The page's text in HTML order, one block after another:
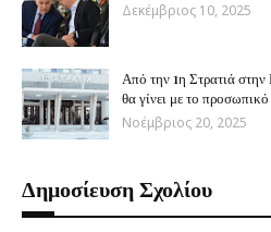
Δεκέμβριος 10, 2025
Από την 1η Στρατιά
θα γίνει με το προσωπικό
Νοέμβριος 20, 2025
Δημοσίευση Σχολίου